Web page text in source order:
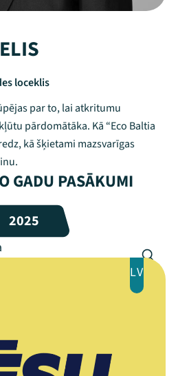
Festivāls
loceklis
par to, lai atkritumu
pārdomātāka. Kā “Eco Baltia
kā šķietami mazsvarīgas
GADU PASĀKUMI
2025
LV